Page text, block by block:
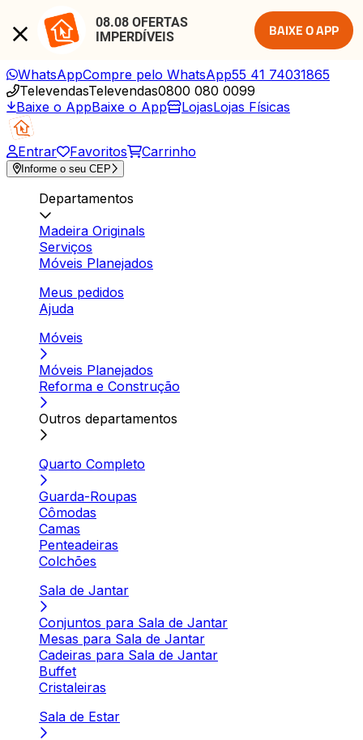
08.08 OFERTAS
IMPERDÍVEIS
BAIXE O APP
WhatsAppCompre pelo WhatsApp55 41 74031865
TelevendasTelevendas0800 080 0099
Baixe o AppBaixe o App LojasLojas Físicas
Entrar Favoritos Carrinho
Informe o seu CEP
Departamentos
Madeira Originals
Serviços
Móveis Planejados
Meus pedidos
Ajuda
Móveis
Móveis Planejados
Reforma e Construção
Outros departamentos
Quarto Completo
Guarda-Roupas
Cômodas
Camas
Penteadeiras
Colchões
Sala de Jantar
Conjuntos para Sala de Jantar
Mesas para Sala de Jantar
Cadeiras para Sala de Jantar
Buffet
Cristaleiras
Sala de Estar